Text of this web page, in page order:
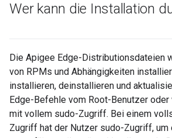
Wer kann die Installation
Die Apigee Edge-Distributionsdateien
von RPMs und Abhängigkeiten
installieren, deinstallieren und
Edge-Befehle vom Root-Benutzer
mit vollem sudo-Zugriff. Bei einem
Zugriff hat der Nutzer sudo-Zugriff, um